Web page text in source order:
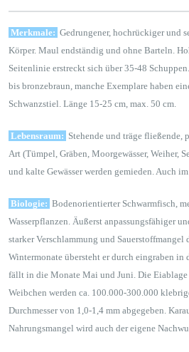
Merkmale: Gedrungener, hochrückiger und
Körper. Maul endständig und ohne Barteln.
Seitenlinie erstreckt sich über 35-48
bis bronzebraun, manche Exemplare haben
Schwanzstiel. Länge 15-25 cm, max. 50 cm.
Lebensraum: Stehende und träge fließende,
Art (Tümpel, Gräben, Moorgewässer, Weiher,
und kalte Gewässer werden gemieden. Auch
Biologie: Bodenorientierter Schwarmfisch,
Wasserpflanzen. Äußerst anpassungsfähiger
starker Verschlammung und Sauerstoffmangel
Wintermonate übersteht er durch eingraben in
fällt in die Monate Mai und Juni. Die Eiablage
Weibchen werden ca. 100.000-300.000
Durchmesser von 1,0-1,4 mm abgegeben.
Nahrungsmangel wird auch der eigene